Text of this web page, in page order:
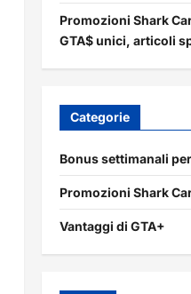
Promozioni Shark
GTA$ unici, articoli
Categorie
Bonus settimanali
Promozioni Shark
Vantaggi di GTA+